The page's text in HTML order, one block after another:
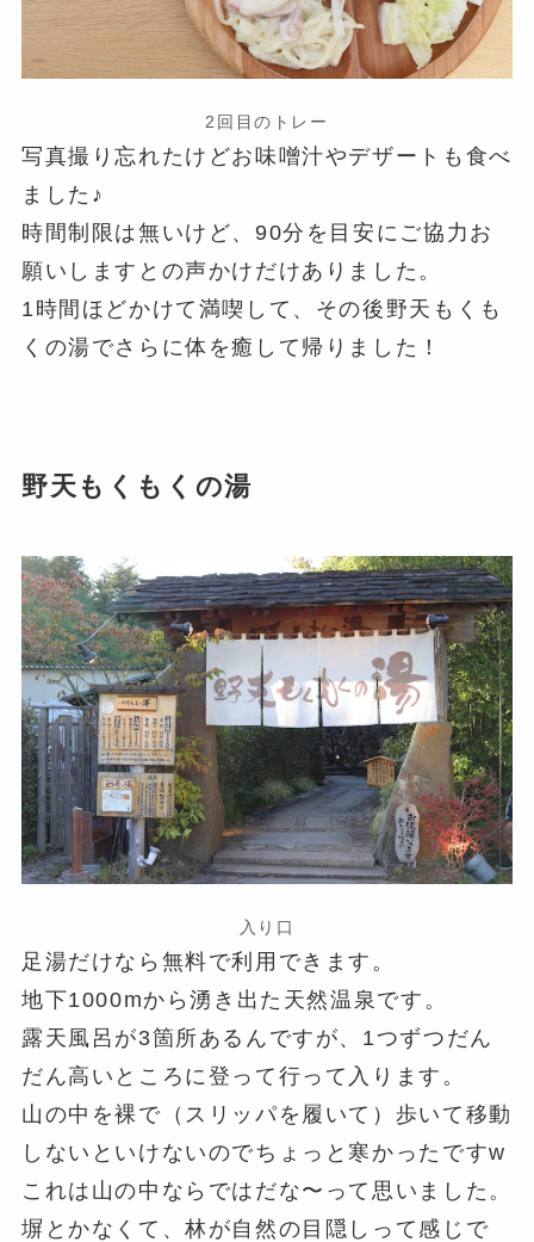
2回目のトレー
写真撮り忘れたけどお味噌汁やデザートも食べ
ました♪
時間制限は無いけど、90分を目安にご協力お
願いしますとの声かけだけありました。
1時間ほどかけて満喫して、その後野天もくも
くの湯でさらに体を癒して帰りました！
野天もくもくの湯
入り口
足湯だけなら無料で利用できます。
地下1000mから湧き出た天然温泉です。
露天風呂が3箇所あるんですが、1つずつだん
だん高いところに登って行って入ります。
山の中を裸で（スリッパを履いて）歩いて移動
しないといけないのでちょっと寒かったですw
これは山の中ならではだな〜って思いました。
塀とかなくて、林が自然の目隠しって感じで